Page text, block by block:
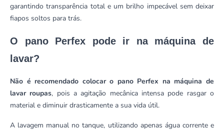
garantindo transparência total e um brilho impecável sem deixar
fiapos soltos para trás.
O pano Perfex pode ir na máquina de
lavar?
Não é recomendado colocar o pano Perfex na máquina de
lavar roupas, pois a agitação mecânica intensa pode rasgar o
material e diminuir drasticamente a sua vida útil.
A lavagem manual no tanque, utilizando apenas água corrente e